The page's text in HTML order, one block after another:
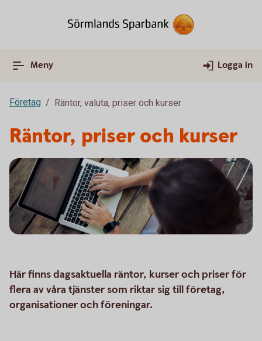
Meny Logga in
Företag Räntor, valuta, priser och kurser
Räntor, priser och kurser
Här finns dagsaktuella räntor, kurser och priser för
flera av våra tjänster som riktar sig till företag,
organisationer och föreningar.